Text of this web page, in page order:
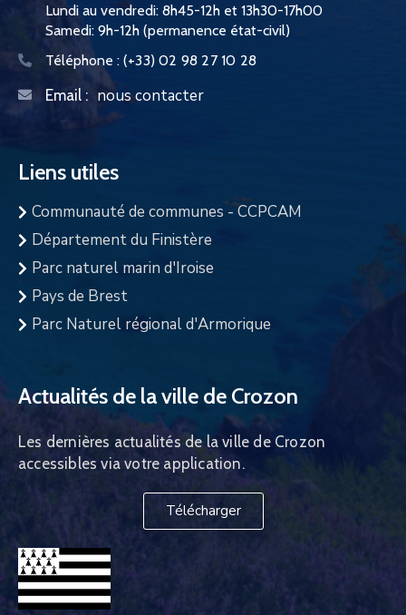
Lundi au vendredi: 8h45-12h et 13h30-17h00
Samedi: 9h-12h (permanence état-civil)
Téléphone : (+33) 02 98 27 10 28
Email : nous contacter
Liens utiles
Communauté de communes - CCPCAM
Département du Finistère
Parc naturel marin d'Iroise
Pays de Brest
Parc Naturel régional d'Armorique
Actualités de la ville de Crozon
Les dernières actualités de la ville de Crozon
accessibles via votre application.
Télécharger